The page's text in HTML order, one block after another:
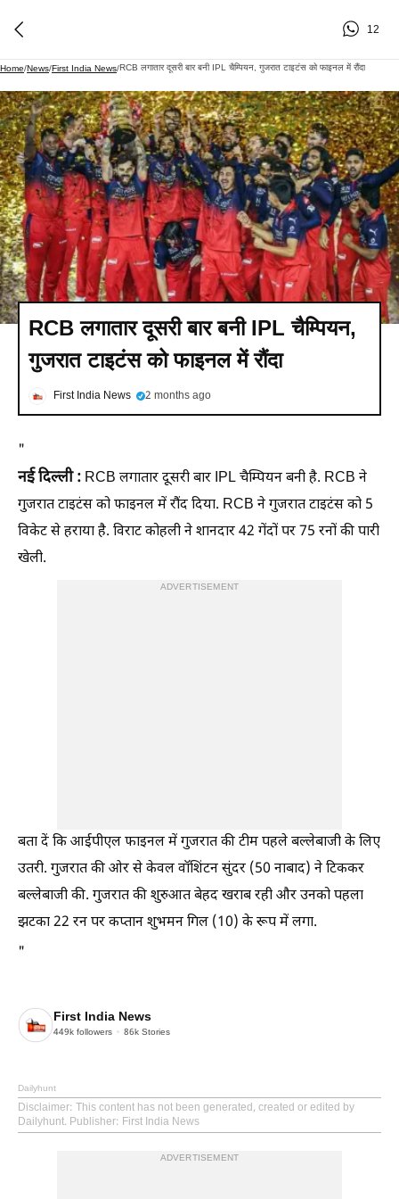
12
Home/News/First India News/RCB लगातार दूसरी बार बनी IPL चैम्प‍ियन, गुजरात टाइटंस को फाइनल में रौंदा
RCB लगातार दूसरी बार बनी IPL चैम्प‍ियन,
गुजरात टाइटंस को फाइनल में रौंदा
First India News 2 months ago
"
नई दिल्ली : RCB लगातार दूसरी बार IPL चैम्पियन बनी है. RCB ने
गुजरात टाइटंस को फाइनल में रौंद दिया. RCB ने गुजरात टाइटंस को 5
विकेट से हराया है. विराट कोहली ने शानदार 42 गेंदों पर 75 रनों की पारी
खेली.
ADVERTISEMENT
बता दें कि आईपीएल फाइनल में गुजरात की टीम पहले बल्लेबाजी के लिए
उतरी. गुजरात की ओर से केवल वॉशिंटन सुंदर (50 नाबाद) ने टिककर
बल्लेबाजी की. गुजरात की शुरुआत बेहद खराब रही और उनको पहला
झटका 22 रन पर कप्तान शुभमन गिल (10) के रूप में लगा.
"
First India News
449k followers 86k Stories
Dailyhunt
Disclaimer: This content has not been generated, created or edited by
Dailyhunt. Publisher: First India News
ADVERTISEMENT